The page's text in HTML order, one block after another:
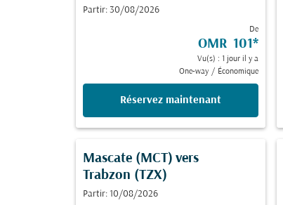
Partir: 30/08/2026
De
OMR 101*
Vu(s) : 1 jour il y a
One-way / Économique
Réservez maintenant
Mascate (MCT) vers
Trabzon (TZX)
Partir: 10/08/2026